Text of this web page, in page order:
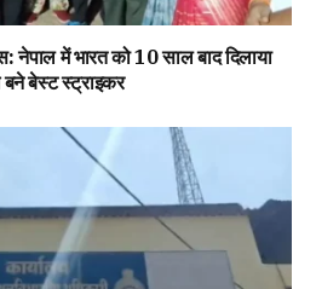
नेपाल में भारत को 10 साल बाद दिलाया
बेस्ट स्ट्राइकर